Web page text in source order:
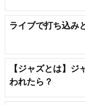
ライブで打ち込み
【ジャズとは】
われたら？